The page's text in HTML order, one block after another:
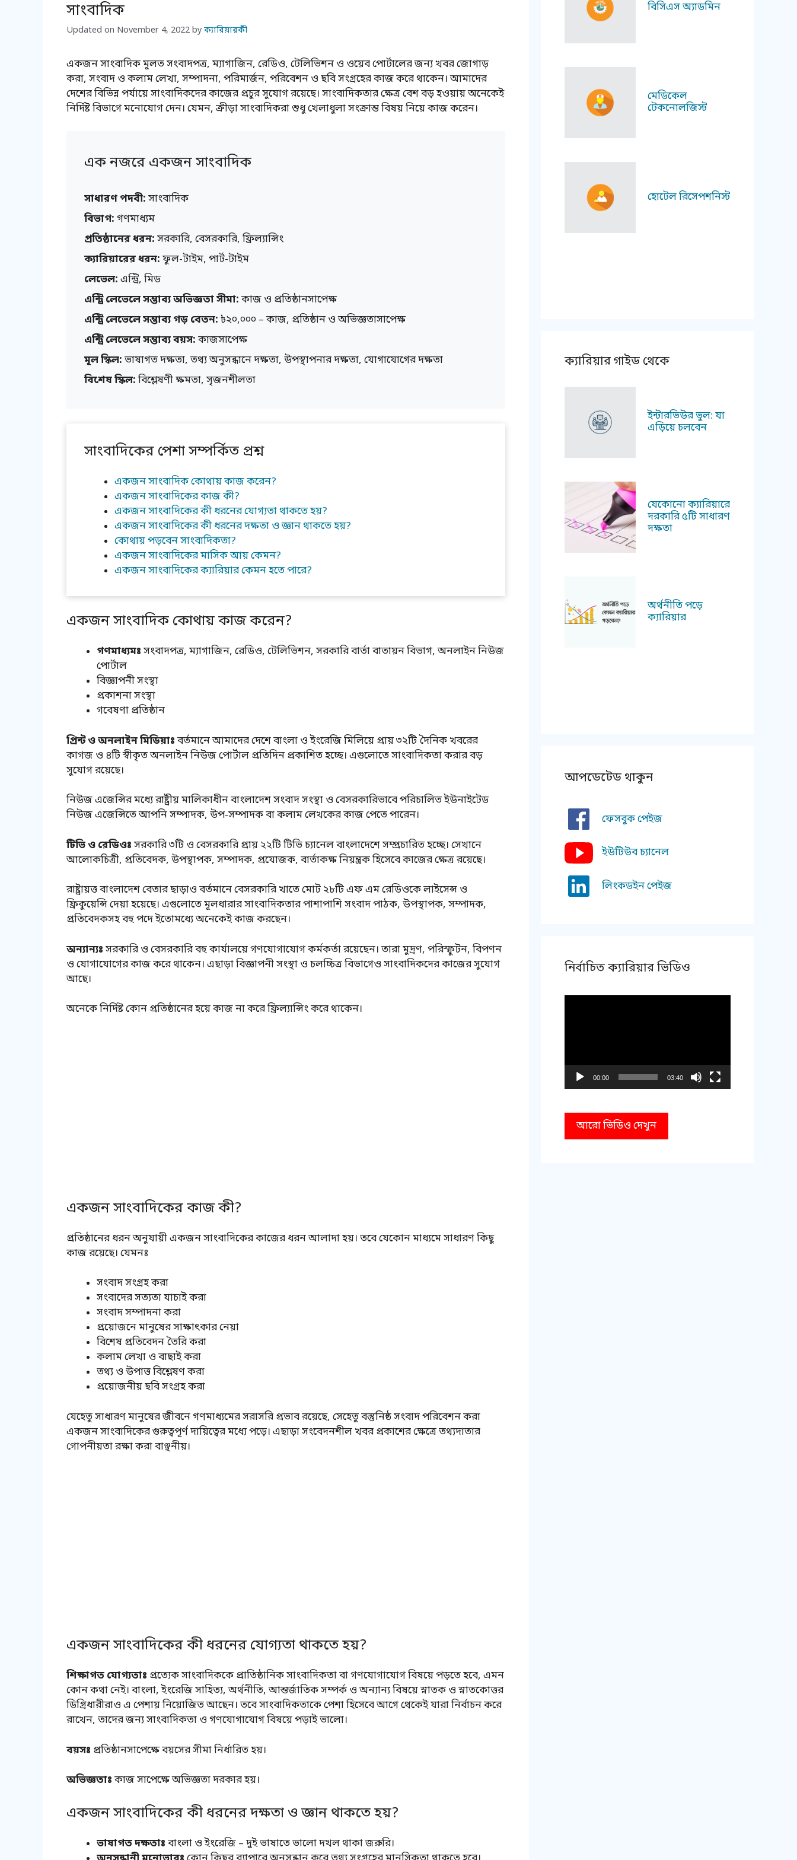
সাংবাদিক
Updated on November 4, 2022 by ক্যারিয়ারকী
একজন সাংবাদিক মূলত সংবাদপত্র, ম্যাগাজিন, রেডিও, টেলিভিশন ও ওয়েব পোর্টালের জন্য খবর জোগাড়
করা, সংবাদ ও কলাম লেখা, সম্পাদনা, পরিমার্জন, পরিবেশন ও ছবি সংগ্রহের কাজ করে থাকেন। আমাদের
দেশের বিভিন্ন পর্যায়ে সাংবাদিকদের কাজের প্রচুর সুযোগ রয়েছে। সাংবাদিকতার ক্ষেত্র বেশ বড় হওয়ায় অনেকেই
নির্দিষ্ট বিভাগে মনোযোগ দেন। যেমন, ক্রীড়া সাংবাদিকরা শুধু খেলাধুলা সংক্রান্ত বিষয় নিয়ে কাজ করেন।
এক নজরে একজন সাংবাদিক
সাধারণ পদবী: সাংবাদিক
বিভাগ: গণমাধ্যম
প্রতিষ্ঠানের ধরন: সরকারি, বেসরকারি, ফ্রিল্যান্সিং
ক্যারিয়ারের ধরন: ফুল-টাইম, পার্ট-টাইম
লেভেল: এন্ট্রি, মিড
এন্ট্রি লেভেলে সম্ভাব্য অভিজ্ঞতা সীমা: কাজ ও প্রতিষ্ঠানসাপেক্ষ
এন্ট্রি লেভেলে সম্ভাব্য গড় বেতন: ৳২০,০০০ – কাজ, প্রতিষ্ঠান ও অভিজ্ঞতাসাপেক্ষ
এন্ট্রি লেভেলে সম্ভাব্য বয়স: কাজসাপেক্ষ
মূল স্কিল: ভাষাগত দক্ষতা, তথ্য অনুসন্ধানে দক্ষতা, উপস্থাপনার দক্ষতা, যোগাযোগের দক্ষতা
বিশেষ স্কিল: বিশ্লেষণী ক্ষমতা, সৃজনশীলতা
সাংবাদিকের পেশা সম্পর্কিত প্রশ্ন
একজন সাংবাদিক কোথায় কাজ করেন?
একজন সাংবাদিকের কাজ কী?
একজন সাংবাদিকের কী ধরনের যোগ্যতা থাকতে হয়?
একজন সাংবাদিকের কী ধরনের দক্ষতা ও জ্ঞান থাকতে হয়?
কোথায় পড়বেন সাংবাদিকতা?
একজন সাংবাদিকের মাসিক আয় কেমন?
একজন সাংবাদিকের ক্যারিয়ার কেমন হতে পারে?
একজন সাংবাদিক কোথায় কাজ করেন?
গণমাধ্যমঃ সংবাদপত্র, ম্যাগাজিন, রেডিও, টেলিভিশন, সরকারি বার্তা বাতায়ন বিভাগ, অনলাইন নিউজ
পোর্টাল
বিজ্ঞাপনী সংস্থা
প্রকাশনা সংস্থা
গবেষণা প্রতিষ্ঠান
প্রিন্ট ও অনলাইন মিডিয়াঃ বর্তমানে আমাদের দেশে বাংলা ও ইংরেজি মিলিয়ে প্রায় ৩২টি দৈনিক খবরের
কাগজ ও ৪টি স্বীকৃত অনলাইন নিউজ পোর্টাল প্রতিদিন প্রকাশিত হচ্ছে। এগুলোতে সাংবাদিকতা করার বড়
সুযোগ রয়েছে।
নিউজ এজেন্সির মধ্যে রাষ্ট্রীয় মালিকাধীন বাংলাদেশ সংবাদ সংস্থা ও বেসরকারিভাবে পরিচালিত ইউনাইটেড
নিউজ এজেন্সিতে আপনি সম্পাদক, উপ-সম্পাদক বা কলাম লেখকের কাজ পেতে পারেন।
টিভি ও রেডিওঃ সরকারি ৩টি ও বেসরকারি প্রায় ২২টি টিভি চ্যানেল বাংলাদেশে সম্প্রচারিত হচ্ছে। সেখানে
আলোকচিত্রী, প্রতিবেদক, উপস্থাপক, সম্পাদক, প্রযোজক, বার্তাকক্ষ নিয়ন্ত্রক হিসেবে কাজের ক্ষেত্র রয়েছে।
রাষ্ট্রায়ত্ত বাংলাদেশ বেতার ছাড়াও বর্তমানে বেসরকারি খাতে মোট ২৮টি এফ এম রেডিওকে লাইসেন্স ও
ফ্রিকুয়েন্সি দেয়া হয়েছে। এগুলোতে মূলধারার সাংবাদিকতার পাশাপাশি সংবাদ পাঠক, উপস্থাপক, সম্পাদক,
প্রতিবেদকসহ বহু পদে ইতোমধ্যে অনেকেই কাজ করছেন।
অন্যান্যঃ সরকারি ও বেসরকারি বহু কার্যালয়ে গণযোগাযোগ কর্মকর্তা রয়েছেন। তারা মুদ্রণ, পরিস্ফুটন, বিপণন
ও যোগাযোগের কাজ করে থাকেন। এছাড়া বিজ্ঞাপনী সংস্থা ও চলচ্চিত্র বিভাগেও সাংবাদিকদের কাজের সুযোগ
আছে।
অনেকে নির্দিষ্ট কোন প্রতিষ্ঠানের হয়ে কাজ না করে ফ্রিল্যান্সিং করে থাকেন।
একজন সাংবাদিকের কাজ কী?
প্রতিষ্ঠানের ধরন অনুযায়ী একজন সাংবাদিকের কাজের ধরন আলাদা হয়। তবে যেকোন মাধ্যমে সাধারণ কিছু
কাজ রয়েছে। যেমনঃ
সংবাদ সংগ্রহ করা
সংবাদের সত্যতা যাচাই করা
সংবাদ সম্পাদনা করা
প্রয়োজনে মানুষের সাক্ষাৎকার নেয়া
বিশেষ প্রতিবেদন তৈরি করা
কলাম লেখা ও বাছাই করা
তথ্য ও উপাত্ত বিশ্লেষণ করা
প্রয়োজনীয় ছবি সংগ্রহ করা
যেহেতু সাধারণ মানুষের জীবনে গণমাধ্যমের সরাসরি প্রভাব রয়েছে, সেহেতু বস্তুনিষ্ঠ সংবাদ পরিবেশন করা
একজন সাংবাদিকের গুরুত্বপূর্ণ দায়িত্বের মধ্যে পড়ে। এছাড়া সংবেদনশীল খবর প্রকাশের ক্ষেত্রে তথ্যদাতার
গোপনীয়তা রক্ষা করা বাঞ্ছনীয়।
একজন সাংবাদিকের কী ধরনের যোগ্যতা থাকতে হয়?
শিক্ষাগত যোগ্যতাঃ প্রত্যেক সাংবাদিককে প্রাতিষ্ঠানিক সাংবাদিকতা বা গণযোগাযোগ বিষয়ে পড়তে হবে, এমন
কোন কথা নেই। বাংলা, ইংরেজি সাহিত্য, অর্থনীতি, আন্তর্জাতিক সম্পর্ক ও অন্যান্য বিষয়ে স্নাতক ও স্নাতকোত্তর
ডিগ্রিধারীরাও এ পেশায় নিয়োজিত আছেন। তবে সাংবাদিকতাকে পেশা হিসেবে আগে থেকেই যারা নির্বাচন করে
রাখেন, তাদের জন্য সাংবাদিকতা ও গণযোগাযোগ বিষয়ে পড়াই ভালো।
বয়সঃ প্রতিষ্ঠানসাপেক্ষে বয়সের সীমা নির্ধারিত হয়।
অভিজ্ঞতাঃ কাজ সাপেক্ষে অভিজ্ঞতা দরকার হয়।
একজন সাংবাদিকের কী ধরনের দক্ষতা ও জ্ঞান থাকতে হয়?
ভাষাগত দক্ষতাঃ বাংলা ও ইংরেজি – দুই ভাষাতে ভালো দখল থাকা জরুরি।
বিসিএস অ্যাডমিন
মেডিকেল
টেকনোলজিস্ট
হোটেল রিসেপশনিস্ট
ক্যারিয়ার গাইড থেকে
ইন্টারভিউর ভুল: যা
এড়িয়ে চলবেন
যেকোনো ক্যারিয়ারে
দরকারি ৫টি সাধারণ
দক্ষতা
অর্থনীতি পড়ে
ক্যারিয়ার
আপডেটেড থাকুন
ফেসবুক পেইজ
ইউটিউব চ্যানেল
লিংকডইন পেইজ
নির্বাচিত ক্যারিয়ার ভিডিও
00:00 03:40
আরো ভিডিও দেখুন